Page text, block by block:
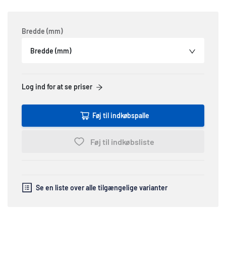
Bredde (mm)
Bredde (mm)
Log ind for at se priser
Føj til indkøbspalle
Føj til indkøbsliste
Se en liste over alle tilgængelige varianter